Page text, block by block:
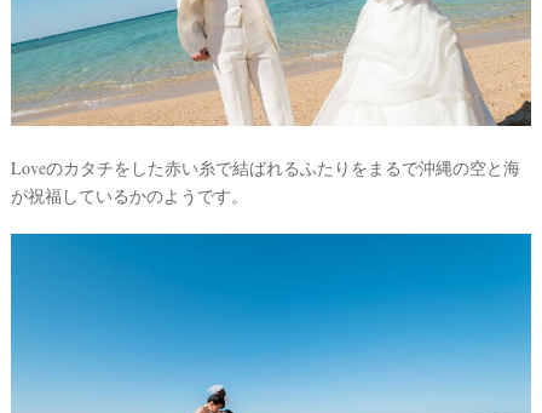
Loveのカタチをした赤い糸で結ばれるふたりをまるで沖縄の空と海
が祝福しているかのようです。